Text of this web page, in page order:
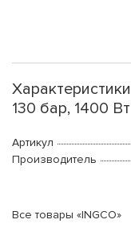
130 бар, 1400
Артикул
Производитель
Все товары «INGCO»